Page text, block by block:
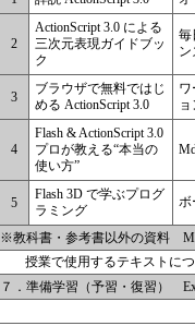
2
ActionScript 3.0 による
三次元表現ガイドブッ
ク
毎
ン
3
ブラウザで無料ではじ
める ActionScript 3.0
ワ
4
Flash & ActionScript 3.0
プロが教える“本当の
使い方”
5
Flash 3D で学ぶプログ
ラミング
ボ
※教科書・参考書以外の資料
授業で使用するテキストに
７．準備学習（予習・復習）